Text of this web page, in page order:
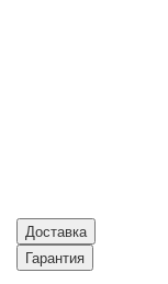
Доставка
Гарантия